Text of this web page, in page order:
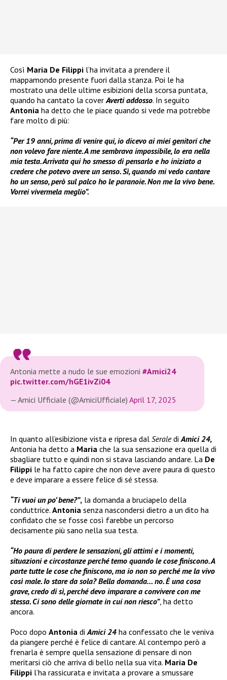
Così Maria De Filippi l’ha invitata a prendere il
mappamondo presente fuori dalla stanza. Poi le ha
mostrato una delle ultime esibizioni della scorsa puntata,
quando ha cantato la coverAverti addosso. In seguito
Antonia ha detto che le piace quando si vede ma potrebbe
fare molto di più:
“Per 19 anni, prima di venire qui, io dicevo ai miei genitori che
non volevo fare niente. A me sembrava impossibile, lo era nella
mia testa. Arrivata qui ho smesso di pensarlo e ho iniziato a
credere che potevo avere un senso. Sì, quando mi vedo cantare
ho un senso, però sul palco ho le paranoie. Non me la vivo bene.
Vorrei vivermela meglio”.
Antonia mette a nudo le sue emozioni #Amici24
pic.twitter.com/hGE1ivZi04
— Amici Ufficiale (@AmiciUfficiale) April 17, 2025
In quanto all’esibizione vista e ripresa dal SeralediAmici 24,
Antonia ha detto a Maria che la sua sensazione era quella di
sbagliare tutto e quindi non si stava lasciando andare. La De
Filippi le ha fatto capire che non deve avere paura di questo
e deve imparare a essere felice di sé stessa.
“Ti vuoi un po’ bene?”, la domanda a bruciapelo della
conduttrice. Antonia senza nascondersi dietro a un dito ha
confidato che se fosse così farebbe un percorso
decisamente più sano nella sua testa.
“Ho paura di perdere le sensazioni, gli attimi e i momenti,
situazioni e circostanze perché temo quando le cose finiscono. A
parte tutte le cose che finiscono, ma io non so perché me la vivo
così male. Io stare da sola? Bella domanda… no. È una cosa
grave, credo di sì, perché devo imparare a convivere con me
stessa. Ci sono delle giornate in cui non riesco”, ha detto
ancora.
Poco dopo Antonia diAmici 24 ha confessato che le veniva
da piangere perché è felice di cantare. Al contempo però a
frenarla è sempre quella sensazione di pensare di non
meritarsi ciò che arriva di bello nella sua vita. Maria De
Filippi l’ha rassicurata e invitata a provare a smussare